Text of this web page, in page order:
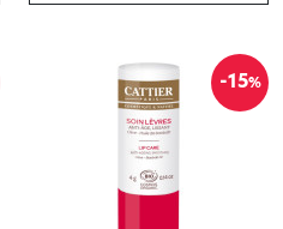
-15%